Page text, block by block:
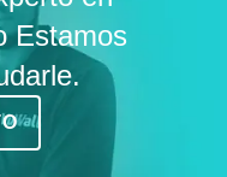
Estamos